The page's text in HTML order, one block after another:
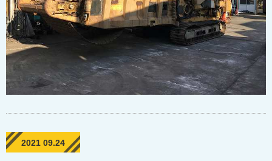
2021 09.24